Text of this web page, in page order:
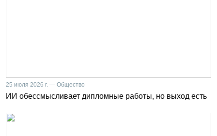
25 июля 2026 г. — Общество
ИИ обессмысливает дипломные работы, но выход есть